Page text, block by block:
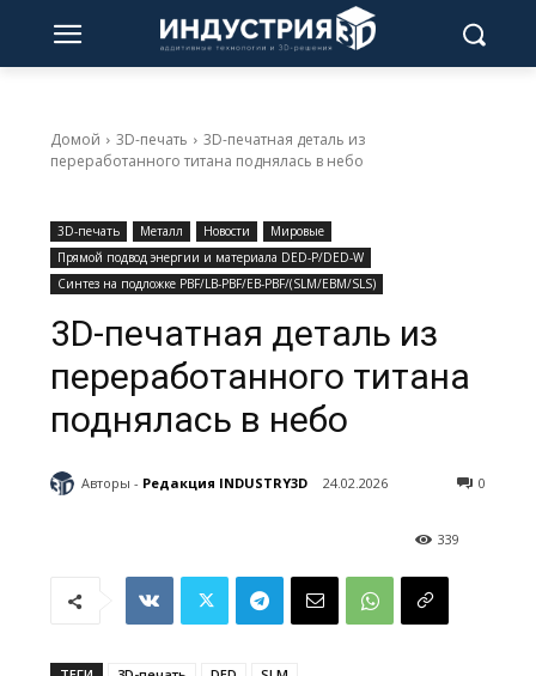
Домой 3D-печать
3D-печатная деталь из
переработанного титана поднялась в небо
3D-печать Металл Новости
Мировые
Прямой подвод энергии и материала DED-P/DED-W
Синтез на подложке PBF/LB-PBF/EB-PBF/(SLM/EBM/SLS)
3D-печатная деталь из
переработанного титана
поднялась в небо
Авторы - Редакция INDUSTRY3D 24.02.2026 0
339